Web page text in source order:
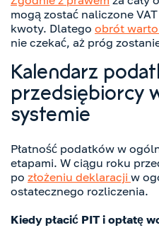
mogą zostać naliczone
kwoty. Dlatego obrót
nie czekać, aż próg
Kalendarz
przedsiębiorcy
systemie
Płatność podatków w
etapami. W ciągu roku
po złożeniu deklaracji w
ostatecznego rozliczenia.
Kiedy płacić PIT i opłatę